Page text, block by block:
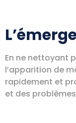
En ne nettoyant
l’apparition de
rapidement et
et des